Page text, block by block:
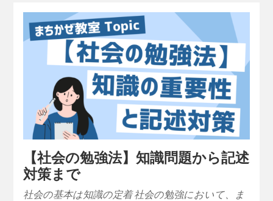
【社会の勉強法】知識問題から記述
対策まで
社会の基本は知識の定着 社会の勉強において、ま